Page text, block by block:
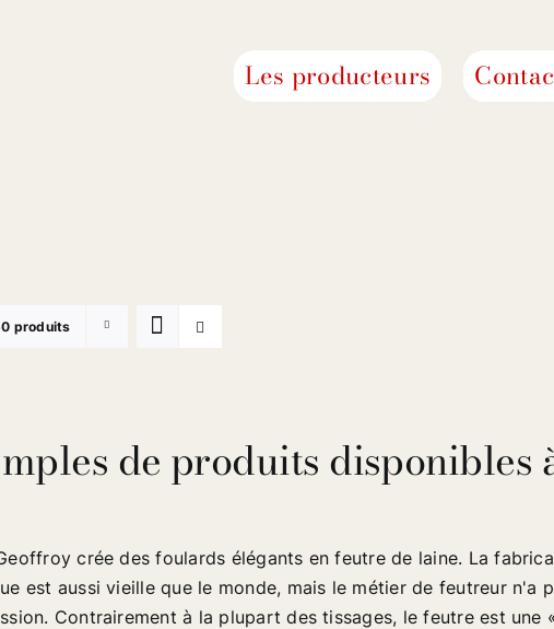
Les producteurs
produits
de produits disponibles
crée des foulards élégants en feutre de laine. La
est aussi vieille que le monde, mais le métier de feutreur n'a
Contrairement à la plupart des tissages, le feutre est une